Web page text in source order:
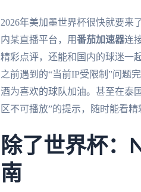
2026年美加墨世界杯很快就要来
内某直播平台，用番茄加速器连
精彩点评，还能和国内的球迷一
之前遇到的“当前IP受限制”问题
酒为喜欢的球队加油。甚至在泰
区不可播放”的提示，随时能看精
除了世界杯：
南